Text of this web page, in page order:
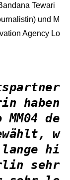
Tewari
und M
Agency Lo
haben
de
w
hi
sehr